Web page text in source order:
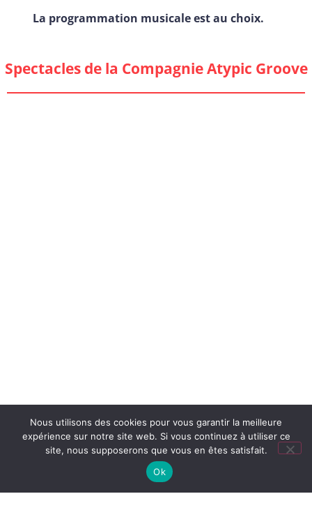
La programmation musicale est au choix.
Spectacles de la Compagnie Atypic Groove
Nous utilisons des cookies pour vous garantir la meilleure
expérience sur notre site web. Si vous continuez à utiliser ce
site, nous supposerons que vous en êtes satisfait.
Ok